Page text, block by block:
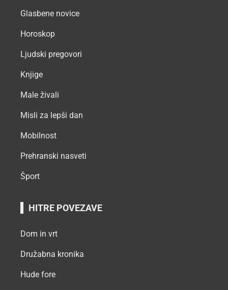
Glasbene novice
Horoskop
Ljudski pregovori
Knjige
Male živali
Misli za lepši dan
Mobilnost
Prehranski nasveti
Šport
HITRE POVEZAVE
Dom in vrt
Družabna kronika
Hude fore